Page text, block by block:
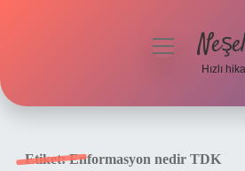
menüyü
Hızlı
Etiket:Enformasyon nedir TDK